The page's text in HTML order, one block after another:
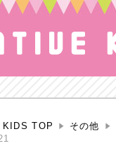
TOP その他